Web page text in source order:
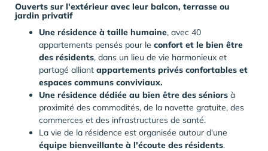
Ouverts sur l'extérieur avec leur balcon, terrasse ou
jardin privatif
Une résidence à taille humaine, avec 40
appartements pensés pour le confort et le bien être
des résidents, dans un lieu de vie harmonieux et
partagé alliant appartements privés confortables et
espaces communs conviviaux.
Une résidence dédiée au bien être des séniors à
proximité des commodités, de la navette gratuite, des
commerces et des infrastructures de santé.
La vie de la résidence est organisée autour d'une
équipe bienveillante à l'écoute des résidents.